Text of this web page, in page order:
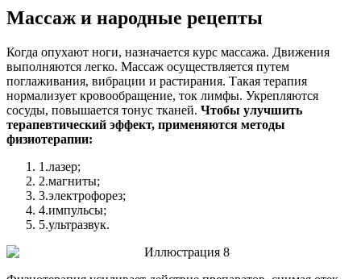
Массаж и народные рецепты
Когда опухают ноги, назначается курс массажа. Движения
выполняются легко. Массаж осуществляется путем
поглаживания, вибрации и растирания. Такая терапия
нормализует кровообращение, ток лимфы. Укрепляются
сосуды, повышается тонус тканей. Чтобы улучшить
терапевтический эффект, применяются методы
физиотерапии:
1.лазер;
2.магниты;
3.электрофорез;
4.импульсы;
5.ультразвук.